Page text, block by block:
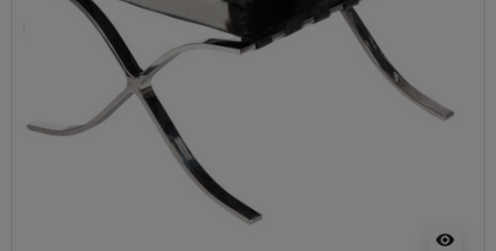
visibility